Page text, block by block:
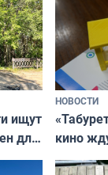
ищут
для
НОВОСТИ
кино